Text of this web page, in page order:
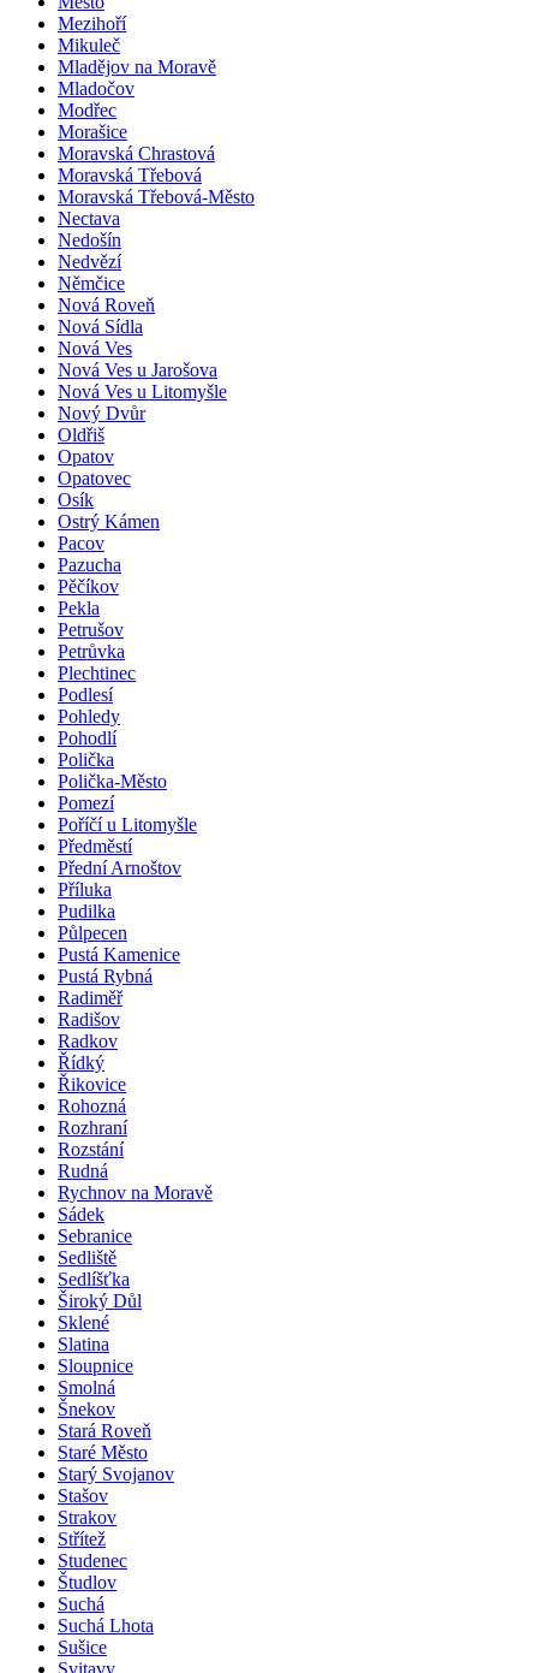
Mezihoří
Mikuleč
Mladějov na Moravě
Mladočov
Modřec
Morašice
Moravská Chrastová
Moravská Třebová
Moravská Třebová-Město
Nectava
Nedošín
Nedvězí
Němčice
Nová Roveň
Nová Sídla
Nová Ves
Nová Ves u Jarošova
Nová Ves u Litomyšle
Nový Dvůr
Oldřiš
Opatov
Opatovec
Osík
Ostrý Kámen
Pacov
Pazucha
Pěčíkov
Pekla
Petrušov
Petrůvka
Plechtinec
Podlesí
Pohledy
Pohodlí
Polička
Polička-Město
Pomezí
Poříčí u Litomyšle
Předměstí
Přední Arnoštov
Příluka
Pudilka
Půlpecen
Pustá Kamenice
Pustá Rybná
Radiměř
Radišov
Radkov
Řídký
Řikovice
Rohozná
Rozhraní
Rozstání
Rudná
Rychnov na Moravě
Sádek
Sebranice
Sedliště
Sedlíšťka
Široký Důl
Sklené
Slatina
Sloupnice
Smolná
Šnekov
Stará Roveň
Staré Město
Starý Svojanov
Stašov
Strakov
Střítež
Studenec
Študlov
Suchá
Suchá Lhota
Sušice
Svitavy